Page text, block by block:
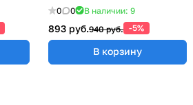
0 0 В наличии: 9
893 руб.940 руб. -5%
В корзину